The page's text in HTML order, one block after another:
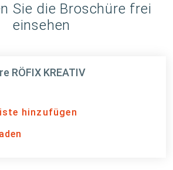
Sie die Broschüre frei
einsehen
RÖFIX KREATIV
hinzufügen